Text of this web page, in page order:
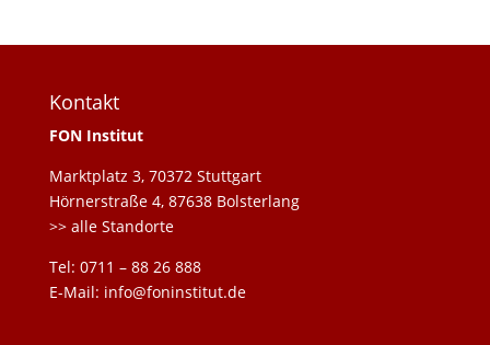
Kontakt
FON Institut
Marktplatz 3, 70372 Stuttgart
Hörnerstraße 4, 87638 Bolsterlang
>> alle Standorte
Tel: 0711 – 88 26 888
E-Mail: info@foninstitut.de